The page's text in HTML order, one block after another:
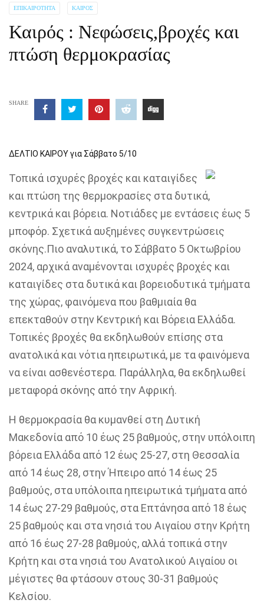
ΕΠΙΚΑΙΡΌΤΗΤΑ ΚΑΙΡΌΣ
Καιρός : Νεφώσεις,βροχές και
πτώση θερμοκρασίας
SHARE
ΔΕΛΤΙΟ ΚΑΙΡΟΥ για Σάββατο 5/10
Τοπικά ισχυρές βροχές και καταιγίδες
και πτώση της θερμοκρασίες στα δυτικά,
κεντρικά και βόρεια. Νοτιάδες με εντάσεις έως 5
μποφόρ. Σχετικά αυξημένες συγκεντρώσεις
σκόνης.Πιο αναλυτικά, το Σάββατο 5 Οκτωβρίου
2024, αρχικά αναμένονται ισχυρές βροχές και
καταιγίδες στα δυτικά και βορειοδυτικά τμήματα
της χώρας, φαινόμενα που βαθμιαία θα
επεκταθούν στην Κεντρική και Βόρεια Ελλάδα.
Τοπικές βροχές θα εκδηλωθούν επίσης στα
ανατολικά και νότια ηπειρωτικά, με τα φαινόμενα
να είναι ασθενέστερα. Παράλληλα, θα εκδηλωθεί
μεταφορά σκόνης από την Αφρική.
Η θερμοκρασία θα κυμανθεί στη Δυτική
Μακεδονία από 10 έως 25 βαθμούς, στην υπόλοιπη
βόρεια Ελλάδα από 12 έως 25-27, στη Θεσσαλία
από 14 έως 28, στην Ήπειρο από 14 έως 25
βαθμούς, στα υπόλοιπα ηπειρωτικά τμήματα από
14 έως 27-29 βαθμούς, στα Επτάνησα από 18 έως
25 βαθμούς και στα νησιά του Αιγαίου στην Κρήτη
από 16 έως 27-28 βαθμούς, αλλά τοπικά στην
Κρήτη και στα νησιά του Ανατολικού Αιγαίου οι
μέγιστες θα φτάσουν στους 30-31 βαθμούς
Κελσίου.